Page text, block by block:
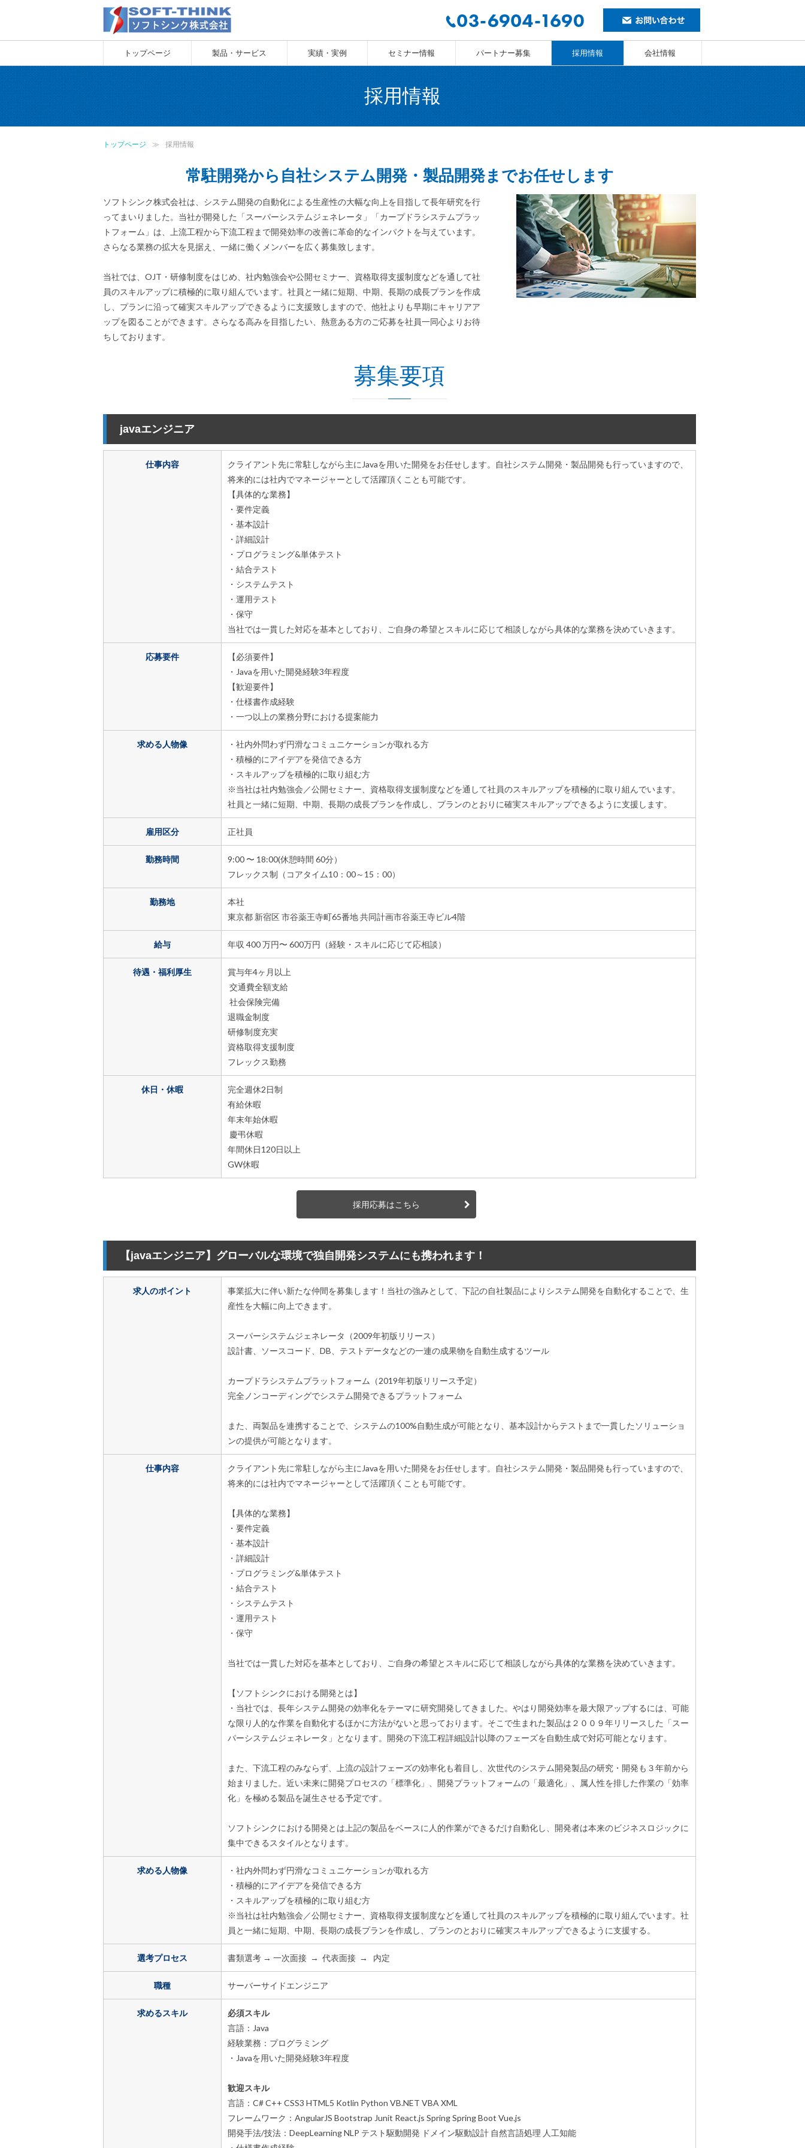
トップページ 製品・サービス 実績・実例 セミナー情報 パートナー募集 採用情報 会社情報
採用情報
トップページ 採用情報
常駐開発から自社システム開発・製品開発までお任せします
ソフトシンク株式会社は、システム開発の自動化による生産性の大幅な向上を目指して長年研究を行
ってまいりました。当社が開発した「スーパーシステムジェネレータ」「カープドラシステムプラッ
トフォーム」は、上流工程から下流工程まで開発効率の改善に革命的なインパクトを与えています。
さらなる業務の拡大を見据え、一緒に働くメンバーを広く募集致します。
当社では、OJT・研修制度をはじめ、社内勉強会や公開セミナー、資格取得支援制度などを通して社
員のスキルアップに積極的に取り組んでいます。社員と一緒に短期、中期、長期の成長プランを作成
し、プランに沿って確実スキルアップできるように支援致しますので、他社よりも早期にキャリアア
ップを図ることができます。さらなる高みを目指したい、熱意ある方のご応募を社員一同心よりお待
ちしております。
募集要項
javaエンジニア
仕事内容
クライアント先に常駐しながら主にJavaを用いた開発をお任せします。自社システム開発・製品開発も行っていますので、
将来的には社内でマネージャーとして活躍頂くことも可能です。
【具体的な業務】
・要件定義
・基本設計
・詳細設計
・プログラミング&単体テスト
・結合テスト
・システムテスト
・運用テスト
・保守
当社では一貫した対応を基本としており、ご自身の希望とスキルに応じて相談しながら具体的な業務を決めていきます。
応募要件
【必須要件】
・Javaを用いた開発経験3年程度
【歓迎要件】
・仕様書作成経験
・一つ以上の業務分野における提案能力
求める人物像
・社内外問わず円滑なコミュニケーションが取れる方
・積極的にアイデアを発信できる方
・スキルアップを積極的に取り組む方
※当社は社内勉強会／公開セミナー、資格取得支援制度などを通して社員のスキルアップを積極的に取り組んでいます。
社員と一緒に短期、中期、長期の成長プランを作成し、プランのとおりに確実スキルアップできるように支援します。
雇用区分 正社員
勤務時間
9:00 〜 18:00(休憩時間 60分）
フレックス制（コアタイム10：00～15：00）
勤務地
本社
東京都 新宿区 市谷薬王寺町65番地 共同計画市谷薬王寺ビル4階
給与 年収 400 万円〜 600万円（経験・スキルに応じて応相談）
待遇・福利厚生
賞与年4ヶ月以上
交通費全額支給
社会保険完備
退職金制度
研修制度充実
資格取得支援制度
フレックス勤務
休日・休暇
完全週休2日制
有給休暇
年末年始休暇
慶弔休暇
年間休日120日以上
GW休暇
採用応募はこちら
【javaエンジニア】グローバルな環境で独自開発システムにも携われます！
求人のポイント
事業拡大に伴い新たな仲間を募集します！当社の強みとして、下記の自社製品によりシステム開発を自動化することで、生
産性を大幅に向上できます。
スーパーシステムジェネレータ（2009年初版リリース）
設計書、ソースコード、DB、テストデータなどの一連の成果物を自動生成するツール
カープドラシステムプラットフォーム（2019年初版リリース予定）
完全ノンコーディングでシステム開発できるプラットフォーム
また、両製品を連携することで、システムの100%自動生成が可能となり、基本設計からテストまで一貫したソリューショ
ンの提供が可能となります。
仕事内容
クライアント先に常駐しながら主にJavaを用いた開発をお任せします。自社システム開発・製品開発も行っていますので、
将来的には社内でマネージャーとして活躍頂くことも可能です。
【具体的な業務】
・要件定義
・基本設計
・詳細設計
・プログラミング&単体テスト
・結合テスト
・システムテスト
・運用テスト
・保守
当社では一貫した対応を基本としており、ご自身の希望とスキルに応じて相談しながら具体的な業務を決めていきます。
【ソフトシンクにおける開発とは】
・当社では、長年システム開発の効率化をテーマに研究開発してきました。やはり開発効率を最大限アップするには、可能
な限り人的な作業を自動化するほかに方法がないと思っております。そこで生まれた製品は２００９年リリースした「スー
パーシステムジェネレータ」となります。開発の下流工程詳細設計以降のフェーズを自動生成で対応可能となります。
また、下流工程のみならず、上流の設計フェーズの効率化も着目し、次世代のシステム開発製品の研究・開発も３年前から
始まりました。近い未来に開発プロセスの「標準化」、開発プラットフォームの「最適化」、属人性を排した作業の「効率
化」を極める製品を誕生させる予定です。
ソフトシンクにおける開発とは上記の製品をベースに人的作業ができるだけ自動化し、開発者は本来のビジネスロジックに
集中できるスタイルとなります。
求める人物像
・社内外問わず円滑なコミュニケーションが取れる方
・積極的にアイデアを発信できる方
・スキルアップを積極的に取り組む方
※当社は社内勉強会／公開セミナー、資格取得支援制度などを通して社員のスキルアップを積極的に取り組んでいます。社
員と一緒に短期、中期、長期の成長プランを作成し、プランのとおりに確実スキルアップできるように支援する。
選考プロセス 書類選考 → 一次面接 → 代表面接 → 内定
職種 サーバーサイドエンジニア
求めるスキル
必須スキル
言語：Java
経験業務：プログラミング
・Javaを用いた開発経験3年程度
歓迎スキル
言語：C# C++ CSS3 HTML5 Kotlin Python VB.NET VBA XML
フレームワーク： AngularJS Bootstrap Junit React.js SpringSpring Boot Vue.js
開発手法/技法： DeepLearningNLP テスト駆動開発 ドメイン駆動設計 自然言語処理 人工知能